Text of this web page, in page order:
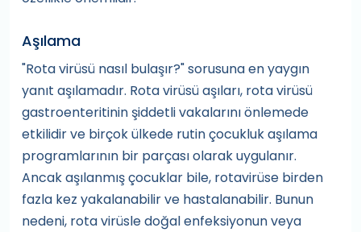
Aşılama
"Rota virüsü nasıl bulaşır?" sorusuna en yaygın
yanıt aşılamadır. Rota virüsü aşıları, rota virüsü
gastroenteritinin şiddetli vakalarını önlemede
etkilidir ve birçok ülkede rutin çocukluk aşılama
programlarının bir parçası olarak uygulanır.
Ancak aşılanmış çocuklar bile, rotavirüse birden
fazla kez yakalanabilir ve hastalanabilir. Bunun
nedeni, rota virüsle doğal enfeksiyonun veya